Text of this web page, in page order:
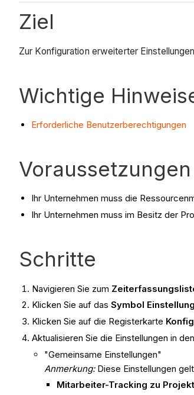
Ziel
Zur Konfiguration erweiterter
Wichtige
Erforderliche Benutzerberechtigungen
Voraussetzungen
Ihr Unternehmen muss die
Ihr Unternehmen muss im Besitz der
Schritte
Navigieren Sie zum
Klicken Sie auf das Symbol
Klicken Sie auf die Registerkarte
Aktualisieren Sie die Einstellungen in
"Gemeinsame Einstellungen"
Anmerkung: Diese Einstellungen
Mitarbeiter-Tracking zu